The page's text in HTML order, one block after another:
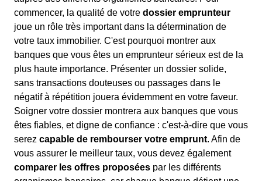
commencer, la qualité de votre dossier emprunteur
joue un rôle très important dans la détermination de
votre taux immobilier. C'est pourquoi montrer aux
banques que vous êtes un emprunteur sérieux est de la
plus haute importance. Présenter un dossier solide,
sans transactions douteuses ou passages dans le
négatif à répétition jouera évidemment en votre faveur.
Soigner votre dossier montrera aux banques que vous
êtes fiables, et digne de confiance : c'est-à-dire que vous
serez capable de rembourser votre emprunt. Afin de
vous assurer le meilleur taux, vous devez également
comparer les offres proposées par les différents